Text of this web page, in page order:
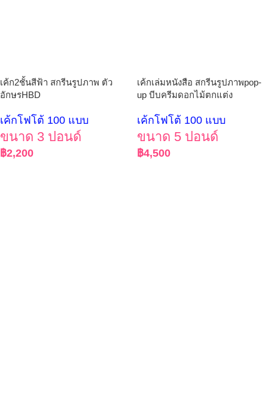
เค้ก2ชั้นสีฟ้า สกรีนรูปภาพ ตัว
อักษรHBD
เค้กโฟโต้ 100 แบบ
ขนาด 3 ปอนด์
฿2,200
เค้กเล่มหนังสือ สกรีนรูปภาพpop-
up บีบครีมดอกไม้ตกแต่ง
เค้กโฟโต้ 100 แบบ
ขนาด 5 ปอนด์
฿4,500